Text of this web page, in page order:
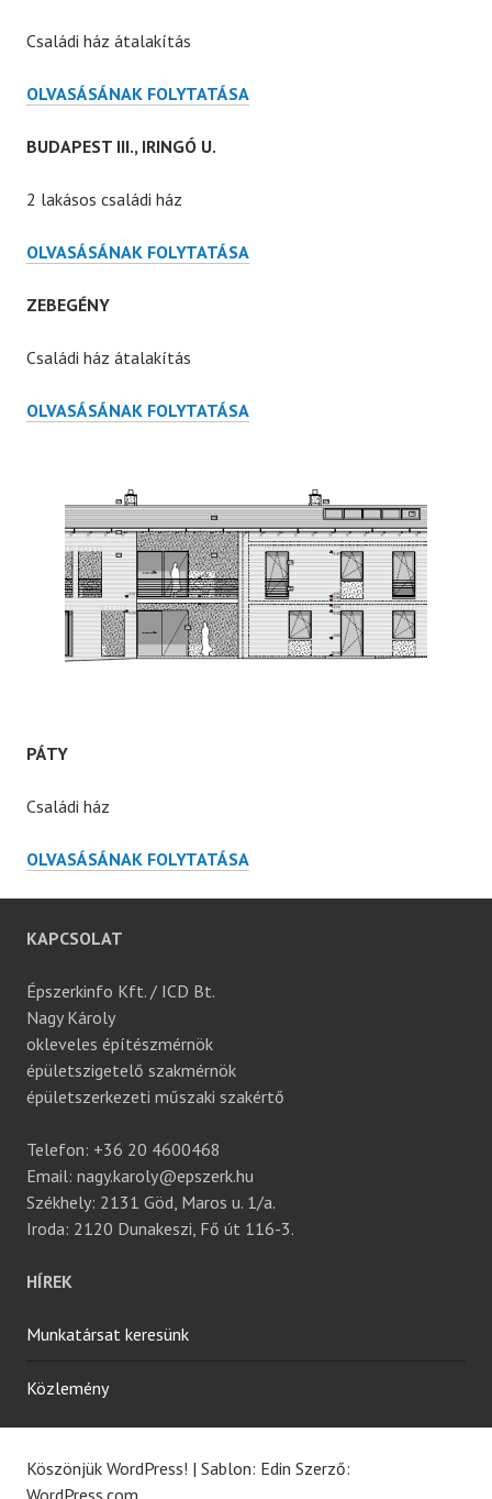
Családi ház átalakítás
BUDAPEST
SZÉHER
OLVASÁSÁNAK FOLYTATÁSA
BUDAPEST III., IRINGÓ U.
2 lakásos családi ház
BUDAPEST
IRINGÓ
OLVASÁSÁNAK FOLYTATÁSA
ZEBEGÉNY
Családi ház átalakítás
ZEBEGÉNY
OLVASÁSÁNAK FOLYTATÁSA
PÁTY
Családi ház
PÁTY
OLVASÁSÁNAK FOLYTATÁSA
KAPCSOLAT
Épszerkinfo Kft. / ICD Bt.
Nagy Károly
okleveles építészmérnök
épületszigetelő szakmérnök
épületszerkezeti műszaki szakértő
Telefon: +36 20 4600468
Email: nagy.karoly@epszerk.hu
Székhely: 2131 Göd, Maros u. 1/a.
Iroda: 2120 Dunakeszi, Fő út 116-3.
HÍREK
Munkatársat keresünk
Közlemény
Köszönjük WordPress! | Sablon: Edin Szerző:
WordPress.com